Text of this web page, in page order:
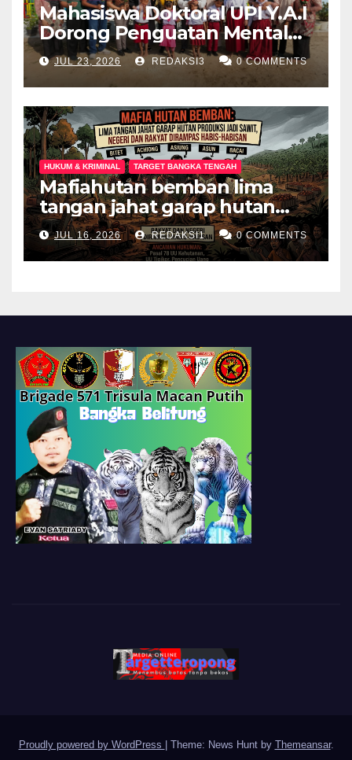
Mahasiswa Doktoral UPI Y.A.I
Dorong Penguatan Mental
Keluarga Anak
Berkebutuhan Khusus di
Palembang
JUL 23, 2026 REDAKSI3 0 COMMENTS
HUKUM & KRIMINAL TARGET BANGKA TENGAH
Mafiahutan bemban lima
tangan jahat garap hutan
produksi jadi perkebunan
sawit negeri dan rakyat
dirampas habis habisan
JUL 16, 2026 REDAKSI1 0 COMMENTS
Proudly powered by WordPress Theme: News Hunt by Themeansar.